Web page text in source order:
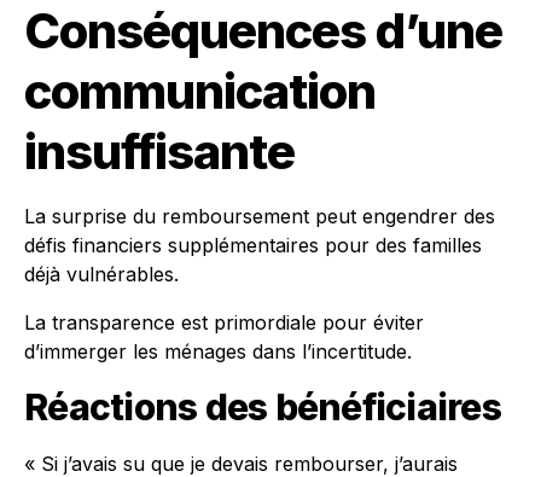
Conséquences d’une
communication
insuffisante
La surprise du remboursement peut engendrer des
défis financiers supplémentaires pour des familles
déjà vulnérables.
La transparence est primordiale pour éviter
d’immerger les ménages dans l’incertitude.
Réactions des bénéficiaires
« Si j’avais su que je devais rembourser, j’aurais